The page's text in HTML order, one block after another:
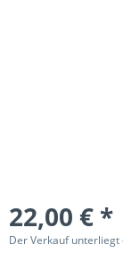
22,00 € *
Der Verkauf unterliegt